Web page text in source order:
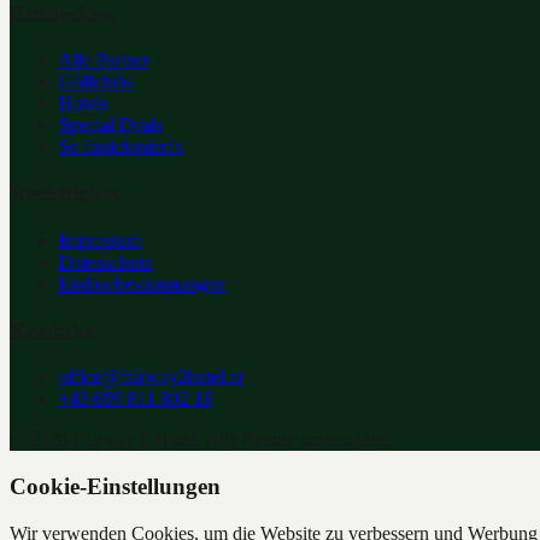
Alle Partner
Golfclubs
Hotels
Special Deals
So funktioniert's
Impressum
Datenschutz
Einlösebestimmungen
office@fairway2hotel.at
+43 699 811 802 16
Cookie-Einstellungen
Wir verwenden Cookies, um die Website zu verbessern und